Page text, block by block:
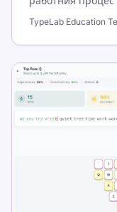
обучение за
TypeLab Education